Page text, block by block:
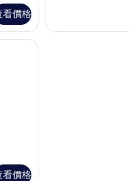
看價格
片
情
提電腦工作空間、隔音、熨斗/熨衫板
看價格